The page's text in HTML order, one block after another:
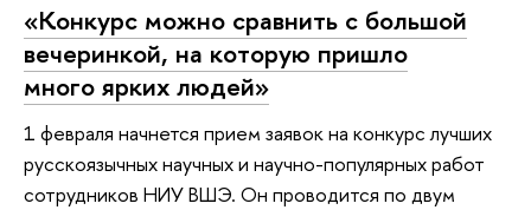
«Конкурс можно сравнить с большой
вечеринкой, на которую пришло
много ярких людей»
1 февраля начнется прием заявок на конкурс лучших
русскоязычных научных и научно-популярных работ
сотрудников НИУ ВШЭ. Он проводится по двум